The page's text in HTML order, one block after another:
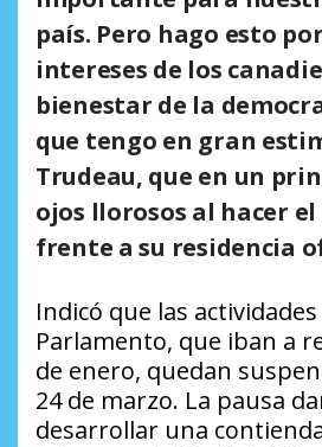
país. Pero hago esto
intereses de los
bienestar de la
que tengo en gran
Trudeau, que en un
ojos llorosos al hacer
frente a su residencia
Indicó que las
Parlamento, que iban a
de enero, quedan
24 de marzo. La pausa
desarrollar una